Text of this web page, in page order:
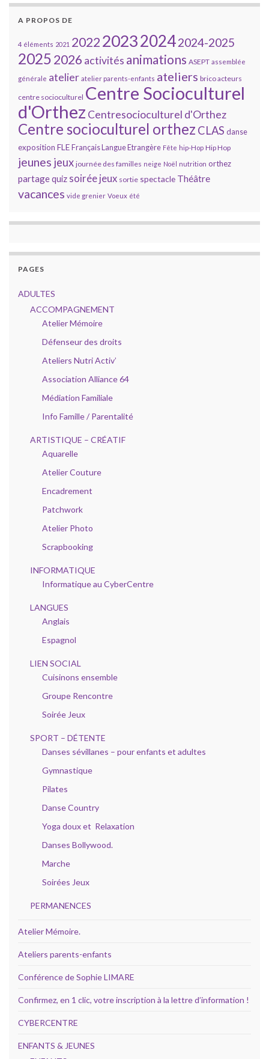
A PROPOS DE
4 éléments 2021 2022202320242024-2025
20252026 activités animations ASEPT assemblée
générale atelier atelier parents-enfants ateliers brico acteurs
centre socioculturel Centre Socioculturel
d'Orthez Centresocioculturel d'Orthez
Centre socioculturel orthez CLAS danse
exposition FLE Français Langue Etrangère Fête hip-Hop Hip Hop
jeunes jeux journée des familles neige Noël nutrition orthez
partagequiz soirée jeux sortie spectacle Théâtre
vacances vide grenier Voeux été
PAGES
ADULTES
ACCOMPAGNEMENT
Atelier Mémoire
Défenseur des droits
Ateliers Nutri Activ’
Association Alliance 64
Médiation Familiale
Info Famille / Parentalité
ARTISTIQUE – CRÉATIF
Aquarelle
Atelier Couture
Encadrement
Patchwork
Atelier Photo
Scrapbooking
INFORMATIQUE
Informatique au CyberCentre
LANGUES
Anglais
Espagnol
LIEN SOCIAL
Cuisinons ensemble
Groupe Rencontre
Soirée Jeux
SPORT – DÉTENTE
Danses sévillanes – pour enfants et adultes
Gymnastique
Pilates
Danse Country
Yoga doux et Relaxation
Danses Bollywood.
Marche
Soirées Jeux
PERMANENCES
Atelier Mémoire.
Ateliers parents-enfants
Conférence de Sophie LIMARE
Confirmez, en 1 clic, votre inscription à la lettre d’information !
CYBERCENTRE
ENFANTS & JEUNES